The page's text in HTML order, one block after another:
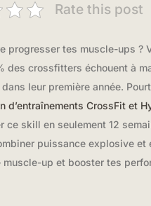
Rate this post
progresser tes muscle-ups ?
des crossfitters échouent à
leur première année.
d’entraînements CrossFit et
ce skill en seulement 12
puissance explosive et
muscle-up et booster tes